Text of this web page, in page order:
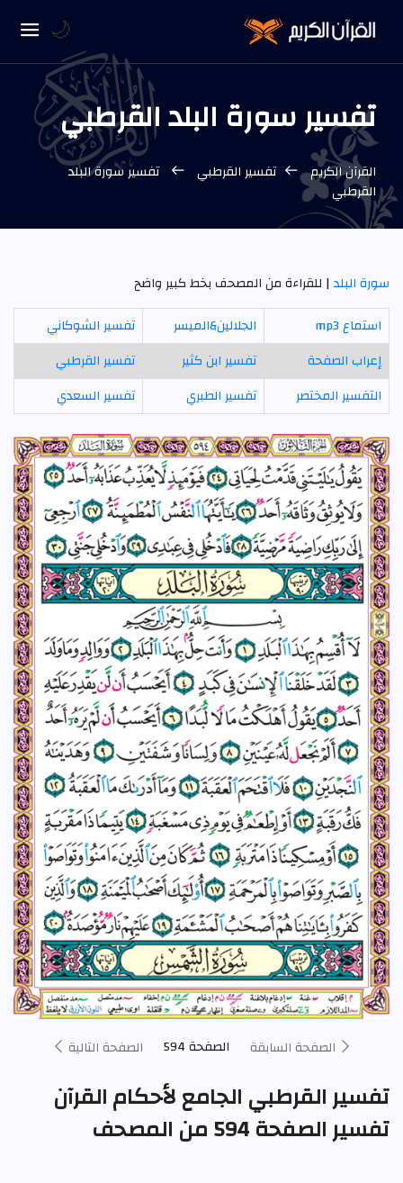
تفسير سورة البلد القرطبي
القرآن الكريم تفسير القرطبي
تفسير سورة البلد
القرطبي
سورة البلد| للقراءة من المصحف بخط كبير واضح
استماع mp3
الجلالين&الميسر
تفسير الشوكاني
إعراب الصفحة
تفسير ابن كثير
تفسير القرطبي
التفسير المختصر
تفسير الطبري تفسير السعدي
الصفحة السابقة الصفحة 594 الصفحة التالية
تفسير القرطبي الجامع لأحكام القرآن
تفسير الصفحة 594 من المصحف
🌙